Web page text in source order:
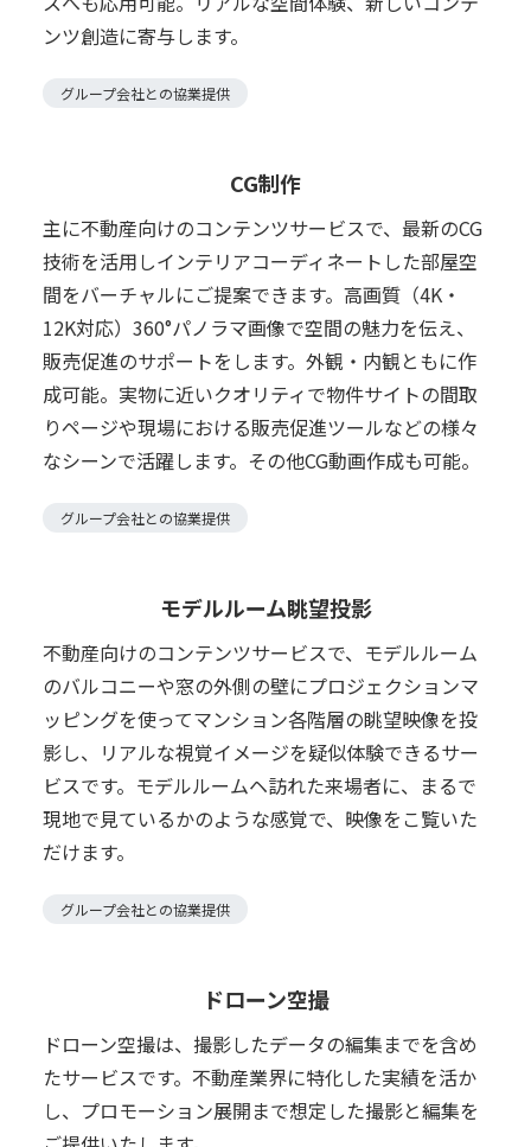
ンツ創造に寄与します。
グループ会社との協業提供
CG制作
主に不動産向けのコンテンツサービスで、最新のCG
技術を活用しインテリアコーディネートした部屋空
間をバーチャルにご提案できます。高画質（4K・
12K対応）360°パノラマ画像で空間の魅力を伝え、
販売促進のサポートをします。外観・内観ともに作
成可能。実物に近いクオリティで物件サイトの間取
りページや現場における販売促進ツールなどの様々
なシーンで活躍します。その他CG動画作成も可能。
グループ会社との協業提供
モデルルーム眺望投影
不動産向けのコンテンツサービスで、モデルルーム
のバルコニーや窓の外側の壁にプロジェクションマ
ッピングを使ってマンション各階層の眺望映像を投
影し、リアルな視覚イメージを疑似体験できるサー
ビスです。モデルルームヘ訪れた来場者に、まるで
現地で見ているかのような感覚で、映像をこ覧いた
だけます。
グループ会社との協業提供
ドローン空撮
ドローン空撮は、撮影したデータの編集までを含め
たサービスです。不動産業界に特化した実績を活か
し、プロモーション展開まで想定した撮影と編集を